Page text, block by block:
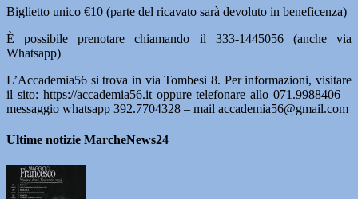
Biglietto unico €10 (parte del ricavato sarà devoluto in beneficenza)
È possibile prenotare chiamando il 333-1445056 (anche via
Whatsapp)
L’Accademia56 si trova in via Tombesi 8. Per informazioni, visitare
il sito: https://accademia56.it oppure telefonare allo 071.9988406 –
messaggio whatsapp 392.7704328 – mail accademia56@gmail.com
Ultime notizie MarcheNews24